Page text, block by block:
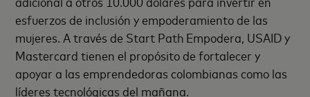
esfuerzos de inclusión y empoderamiento de las
mujeres. A través de Start Path Empodera, USAID y
Mastercard tienen el propósito de fortalecer y
apoyar a las emprendedoras colombianas como las
líderes tecnológicas del mañana.